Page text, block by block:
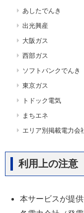
あしたでんき
出光興産
大阪ガス
西部ガス
ソフトバンクでんき
東京ガス
トドック電気
まちエネ
エリア別掲載電力会
利用上の注意
本サービスが提